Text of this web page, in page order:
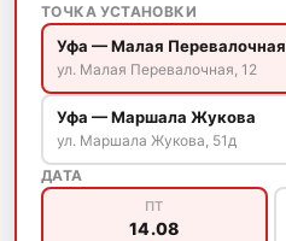
ТОЧКА УСТАНОВКИ
Уфа — Малая Перевалочная
ул. Малая Перевалочная, 12
Уфа — Маршала Жукова
ул. Маршала Жукова, 51д
ДАТА
ПТ
14.08